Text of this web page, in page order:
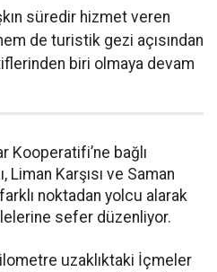
süredir hizmet veren
de turistik gezi açısından
biri olmaya devam
Kooperatifi’ne bağlı
Liman Karşısı ve Saman
noktadan yolcu alarak
sefer düzenliyor.
uzaklıktaki İçmeler